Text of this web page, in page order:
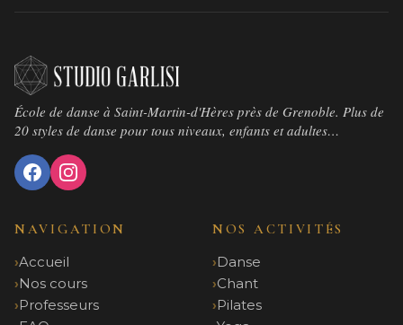
École de danse à Saint-Martin-d'Hères près de Grenoble. Plus de
20 styles de danse pour tous niveaux, enfants et adultes…
NAVIGATION
Accueil
Nos cours
Professeurs
NOS ACTIVITÉS
Danse
Chant
Pilates